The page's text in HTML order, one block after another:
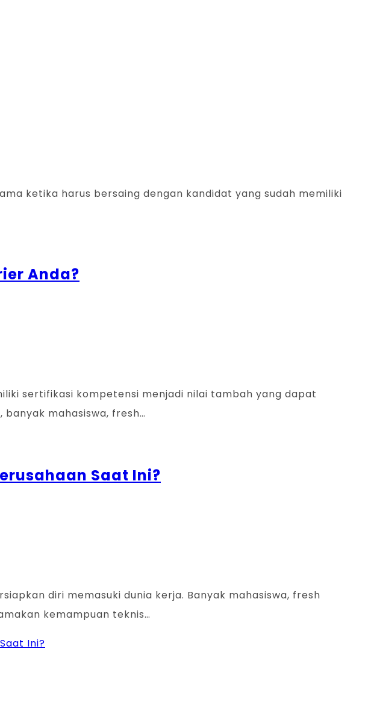
ketika harus bersaing dengan kandidat yang sudah memiliki
Anda?
sertifikasi kompetensi menjadi nilai tambah yang dapat
mahasiswa, fresh…
Saat Ini?
diri memasuki dunia kerja. Banyak mahasiswa, fresh
kemampuan teknis…
Ini?